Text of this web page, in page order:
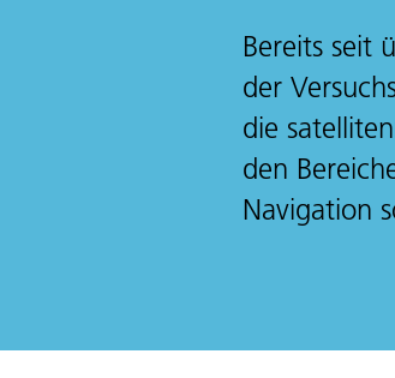
Bereits seit
der
die
den
Navigation